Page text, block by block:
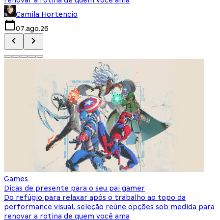
Camila Hortencio
07.ago.26
Games
Dicas de presente para o seu pai gamer
Do refúgio para relaxar após o trabalho ao topo da
performance visual, seleção reúne opções sob medida para
renovar a rotina de quem você ama